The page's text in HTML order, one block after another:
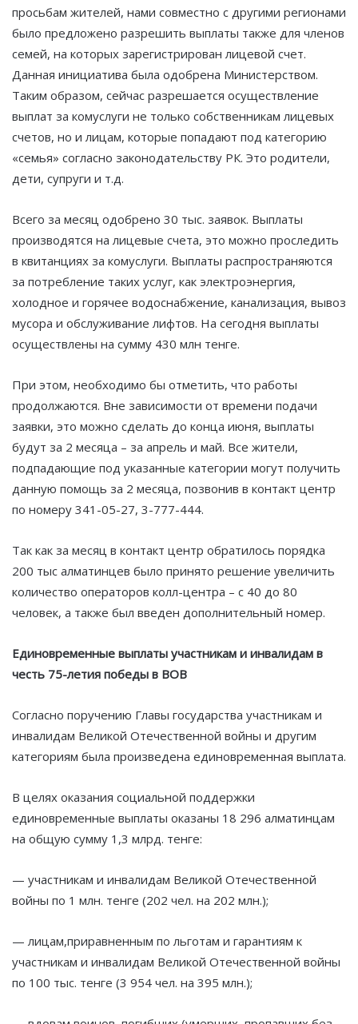
просьбам жителей, нами совместно с другими регионами
было предложено разрешить выплаты также для членов
семей, на которых зарегистрирован лицевой счет.
Данная инициатива была одобрена Министерством.
Таким образом, сейчас разрешается осуществление
выплат за комуслуги не только собственникам лицевых
счетов, но и лицам, которые попадают под категорию
«семья» согласно законодательству РК. Это родители,
дети, супруги и т.д.
Всего за месяц одобрено 30 тыс. заявок. Выплаты
производятся на лицевые счета, это можно проследить
в квитанциях за комуслуги. Выплаты распространяются
за потребление таких услуг, как электроэнергия,
холодное и горячее водоснабжение, канализация, вывоз
мусора и обслуживание лифтов. На сегодня выплаты
осуществлены на сумму 430 млн тенге.
При этом, необходимо бы отметить, что работы
продолжаются. Вне зависимости от времени подачи
заявки, это можно сделать до конца июня, выплаты
будут за 2 месяца – за апрель и май. Все жители,
подпадающие под указанные категории могут получить
данную помощь за 2 месяца, позвонив в контакт центр
по номеру 341-05-27, 3-777-444.
Так как за месяц в контакт центр обратилось порядка
200 тыс алматинцев было принято решение увеличить
количество операторов колл-центра – с 40 до 80
человек, а также был введен дополнительный номер.
Единовременные выплаты участникам и инвалидам в
честь 75-летия победы в ВОВ
Согласно поручению Главы государства участникам и
инвалидам Великой Отечественной войны и другим
категориям была произведена единовременная выплата.
В целях оказания социальной поддержки
единовременные выплаты оказаны 18 296 алматинцам
на общую сумму 1,3 млрд. тенге:
— участникам и инвалидам Великой Отечественной
войны по 1 млн. тенге (202 чел. на 202 млн.);
— лицам,приравненным по льготам и гарантиям к
участникам и инвалидам Великой Отечественной войны
по 100 тыс. тенге (3 954 чел. на 395 млн.);